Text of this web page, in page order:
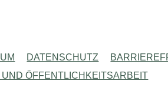
DATENSCHUTZ
UND ÖFFENTLICHKEITSARBEIT